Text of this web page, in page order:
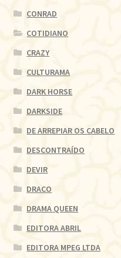
CONRAD
COTIDIANO
CRAZY
CULTURAMA
DARK HORSE
DARKSIDE
DE ARREPIAR OS CABELO
DESCONTRAÍDO
DEVIR
DRACO
DRAMA QUEEN
EDITORA ABRIL
EDITORA MPEG LTDA